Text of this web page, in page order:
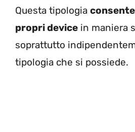
Questa tipologia
propri device in maniera
soprattutto
tipologia che si possiede.